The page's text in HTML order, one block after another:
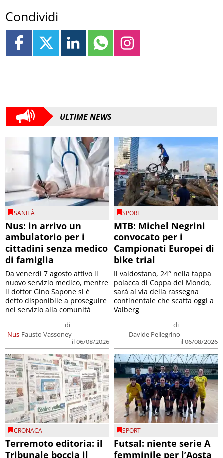
Condividi
ULTIME NEWS
SANITÀ
Nus: in arrivo un
ambulatorio per i
cittadini senza medico
di famiglia
Nus
di
Fausto Vassoney
il 06/08/2026
Da venerdì 7 agosto attivo il
nuovo servizio medico, mentre
il dottor Gino Sapone si è
detto disponibile a proseguire
nel servizio alla comunità
SPORT
MTB: Michel Negrini
convocato per i
Campionati Europei di
bike trial
di
Davide Pellegrino
il 06/08/2026
Il valdostano, 24° nella tappa
polacca di Coppa del Mondo,
sarà al via della rassegna
continentale che scatta oggi a
Valberg
CRONACA
Terremoto editoria: il
Tribunale boccia il
SPORT
Futsal: niente serie A
femminile per l’Aosta